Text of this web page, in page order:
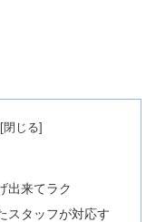
出来てラク
スタッフが対応す